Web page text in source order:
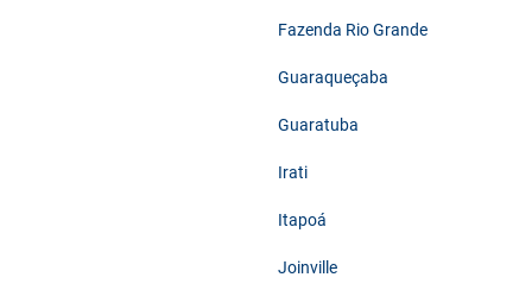
Fazenda Rio Grande
Guaraqueçaba
Guaratuba
Irati
Itapoá
Joinville